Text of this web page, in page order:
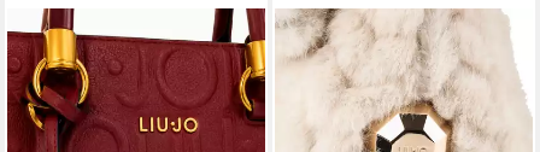
LIU JO
Handtasche M TOTE
143,10 € UVP 159,00 €
-10%
lieferbar - in 2-3 Werktagen bei dir
LIU JO
Schultertasche Riccy, 100 %
Polyester
149,00 €
lieferbar - in 2-3 Werktagen bei dir